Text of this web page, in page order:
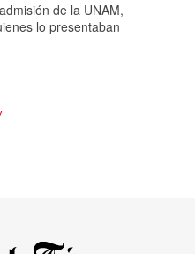
de la UNAM,
lo presentaban